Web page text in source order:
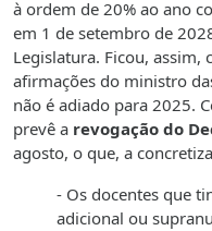
à ordem de 20% ao ano
em 1 de setembro de
Legislatura. Ficou, assim,
afirmações do ministro
não é adiado para 2025.
prevê a revogação do
agosto, o que, a
- Os docentes que
adicional ou